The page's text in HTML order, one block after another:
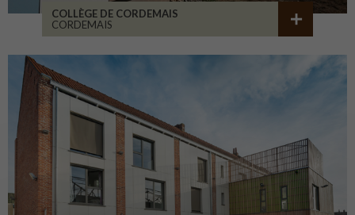
COLLÈGE DE CORDEMAIS
CORDEMAIS